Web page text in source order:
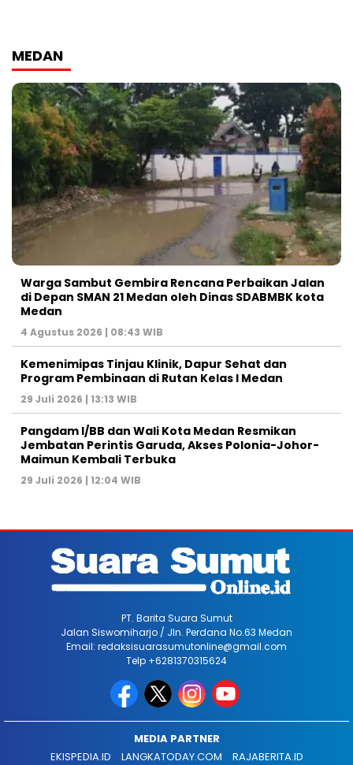
MEDAN
Warga Sambut Gembira Rencana Perbaikan Jalan
di Depan SMAN 21 Medan oleh Dinas SDABMBK kota
Medan
4 Agustus 2026 | 08:43 WIB
Kemenimipas Tinjau Klinik, Dapur Sehat dan
Program Pembinaan di Rutan Kelas I Medan
29 Juli 2026 | 13:13 WIB
Pangdam I/BB dan Wali Kota Medan Resmikan
Jembatan Perintis Garuda, Akses Polonia-Johor-
Maimun Kembali Terbuka
29 Juli 2026 | 12:04 WIB
PT. Barita Suara Sumut
Jalan Siswomiharjo / Jln. Perdana No.63 Medan
Email: redaksisuarasumutonline@gmail.com
Telp +6281370315624
MEDIA PARTNER
EKISPEDIA.ID
LANGKATODAY.COM RAJABERITA.ID